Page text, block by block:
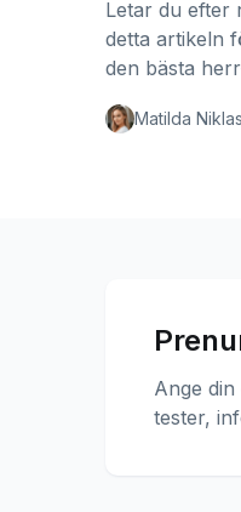
Letar du efter
detta artikeln
den bästa
Matilda
Ange
tester,